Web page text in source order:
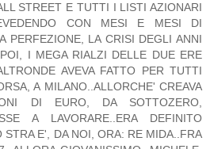
STREET E TUTTI I LISTI AZIONARI
CON MESI E MESI DI
PERFEZIONE, LA CRISI DEGLI ANNI
I MEGA RIALZI DELLE DUE ERE
AVEVA FATTO PER TUTTI
A MILANO..ALLORCHE' CREAVA
DI EURO, DA SOTTOZERO,
A LAVORARE..ERA DEFINITO
STRA E', DA NOI, ORA: RE MIDA..FRA